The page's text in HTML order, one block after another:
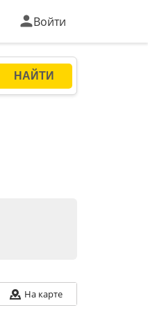
Войти
На карте